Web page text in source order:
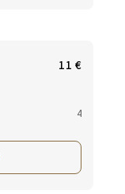
11 €
4